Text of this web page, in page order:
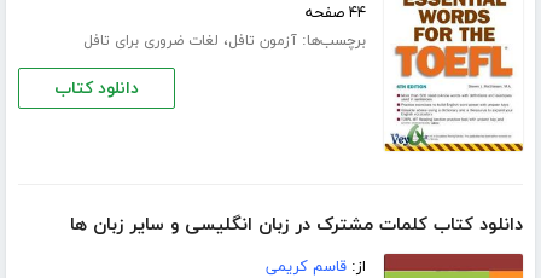
۴۴ صفحه
برچسب‌ها:آزمون تافل، لغات ضروری برای تافل
دانلود کتاب
دانلود کتاب کلمات مشترک در زبان انگلیسی و سایر زبان ها
از:قاسم کریمی